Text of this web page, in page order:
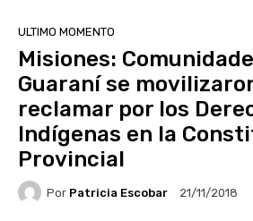
ULTIMO MOMENTO
Misiones:
Guaraní se
reclamar por los
Indígenas en la
Provincial
Por Patricia Escobar 21/11/2018